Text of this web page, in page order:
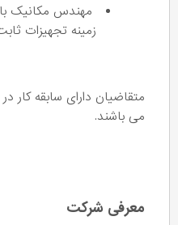
مهندس مکانیک
زمینه تجهیزات
متقاضیان دارای سابقه کار
می باشند.
معرفی شرکت